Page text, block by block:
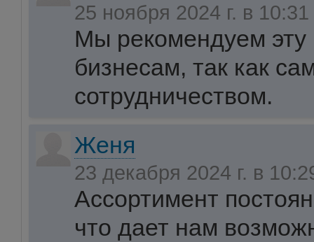
25 ноября 2024 г. в 10:31
Мы рекомендуем
бизнесам, так как
сотрудничеством.
Женя
23 декабря 2024 г. в
Ассортимент
что дает нам